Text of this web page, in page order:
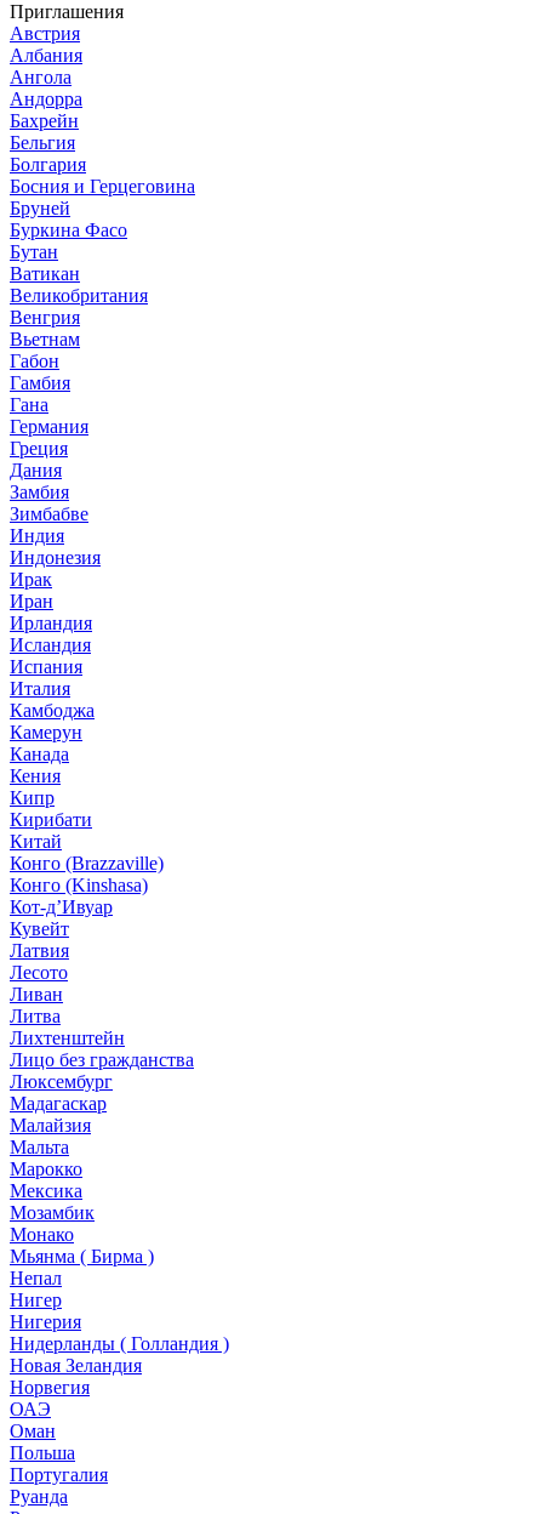
Приглашения
Австрия
Албания
Ангола
Андорра
Бахрейн
Бельгия
Болгария
Босния и Герцеговина
Бруней
Буркина Фасо
Бутан
Ватикан
Великобритания
Венгрия
Вьетнам
Габон
Гамбия
Гана
Германия
Греция
Дания
Замбия
Зимбабве
Индия
Индонезия
Ирак
Иран
Ирландия
Исландия
Испания
Италия
Камбоджа
Камерун
Канада
Кения
Кипр
Кирибати
Китай
Конго (Brazzaville)
Конго (Kinshasa)
Кот-д’Ивуар
Кувейт
Латвия
Лесото
Ливан
Литва
Лихтенштейн
Лицо без гражданства
Люксембург
Мадагаскар
Малайзия
Мальта
Марокко
Мексика
Мозамбик
Монако
Мьянма ( Бирма )
Непал
Нигер
Нигерия
Нидерланды ( Голландия )
Новая Зеландия
Норвегия
ОАЭ
Оман
Польша
Португалия
Руанда